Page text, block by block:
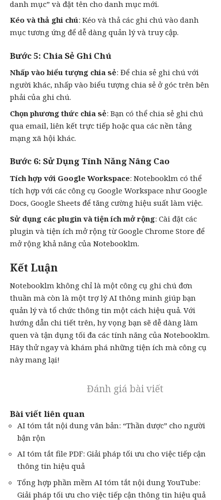
danh mục” và đặt tên cho danh mục mới.
Kéo và thả ghi chú: Kéo và thả các ghi chú vào danh
mục tương ứng để dễ dàng quản lý và truy cập.
Bước 5: Chia Sẻ Ghi Chú
Nhấp vào biểu tượng chia sẻ: Để chia sẻ ghi chú với
người khác, nhấp vào biểu tượng chia sẻ ở góc trên bên
phải của ghi chú.
Chọn phương thức chia sẻ: Bạn có thể chia sẻ ghi chú
qua email, liên kết trực tiếp hoặc qua các nền tảng
mạng xã hội khác.
Bước 6: Sử Dụng Tính Năng Nâng Cao
Tích hợp với Google Workspace: Notebooklm có thể
tích hợp với các công cụ Google Workspace như Google
Docs, Google Sheets để tăng cường hiệu suất làm việc.
Sử dụng các plugin và tiện ích mở rộng: Cài đặt các
plugin và tiện ích mở rộng từ Google Chrome Store để
mở rộng khả năng của Notebooklm.
Kết Luận
Notebooklm không chỉ là một công cụ ghi chú đơn
thuần mà còn là một trợ lý AI thông minh giúp bạn
quản lý và tổ chức thông tin một cách hiệu quả. Với
hướng dẫn chi tiết trên, hy vọng bạn sẽ dễ dàng làm
quen và tận dụng tối đa các tính năng của Notebooklm.
Hãy thử ngay và khám phá những tiện ích mà công cụ
này mang lại!
Đánh giá bài viết
Bài viết liên quan
AI tóm tắt nội dung văn bản: “Thần dược” cho người
bận rộn
AI tóm tắt file PDF: Giải pháp tối ưu cho việc tiếp cận
thông tin hiệu quả
Tổng hợp phần mềm AI tóm tắt nội dung YouTube:
Giải pháp tối ưu cho việc tiếp cận thông tin hiệu quả